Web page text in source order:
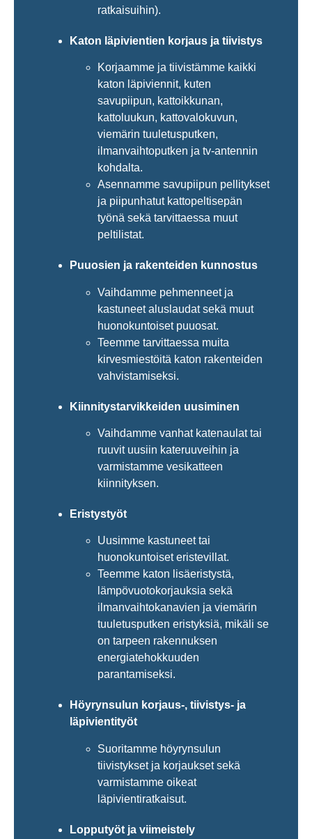
ratkaisuihin).
Katon läpivientien korjaus ja tiivistys
Korjaamme ja tiivistämme kaikki
katon läpiviennit, kuten
savupiipun, kattoikkunan,
kattoluukun, kattovalokuvun,
viemärin tuuletusputken,
ilmanvaihtoputken ja tv-antennin
kohdalta.
Asennamme savupiipun pellitykset
ja piipunhatut kattopeltisepän
työnä sekä tarvittaessa muut
peltilistat.
Puuosien ja rakenteiden kunnostus
Vaihdamme pehmenneet ja
kastuneet aluslaudat sekä muut
huonokuntoiset puuosat.
Teemme tarvittaessa muita
kirvesmiestöitä katon rakenteiden
vahvistamiseksi.
Kiinnitystarvikkeiden uusiminen
Vaihdamme vanhat katenaulat tai
ruuvit uusiin kateruuveihin ja
varmistamme vesikatteen
kiinnityksen.
Eristystyöt
Uusimme kastuneet tai
huonokuntoiset eristevillat.
Teemme katon lisäeristystä,
lämpövuotokorjauksia sekä
ilmanvaihtokanavien ja viemärin
tuuletusputken eristyksiä, mikäli se
on tarpeen rakennuksen
energiatehokkuuden
parantamiseksi.
Höyrynsulun korjaus-, tiivistys- ja
läpivientityöt
Suoritamme höyrynsulun
tiivistykset ja korjaukset sekä
varmistamme oikeat
läpivientiratkaisut.
Lopputyöt ja viimeistely